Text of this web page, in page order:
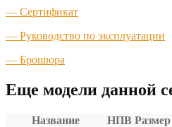
— Сертификат
— Руководство по эксплуатации
— Брошюра
Еще модели данной
Название НПВ